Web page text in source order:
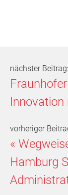
nächster Beitrag:
Innovation
vorheriger
«
Hamburg